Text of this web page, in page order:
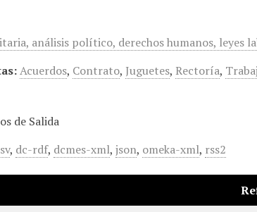
análisis político, derechos humanos, leyes
Acuerdos, Contrato, Juguetes, Rectoría,
de Salida
, dc-rdf, dcmes-xml,json, omeka-xml, rss2